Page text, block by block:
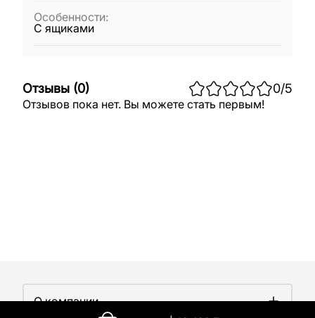
Особенности:
С ящиками
Отзывы (0) 0/5
Отзывов пока нет. Вы можете стать первым!
О компании